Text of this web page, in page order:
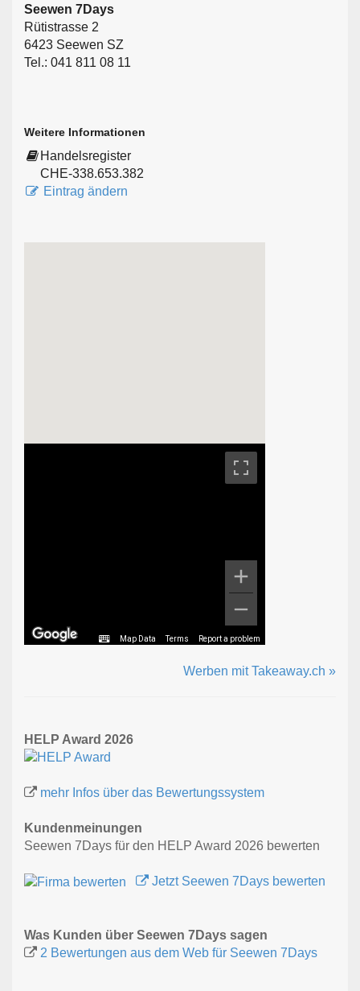
Seewen 7Days
Rütistrasse 2
6423 Seewen SZ
Tel.: 041 811 08 11
Weitere Informationen
Handelsregister
CHE-338.653.382
Eintrag ändern
Map Data Terms Report a problem
Werben mit Takeaway.ch »
HELP Award 2026
mehr Infos über das Bewertungssystem
Kundenmeinungen
Seewen 7Days für den HELP Award 2026 bewerten
Jetzt Seewen 7Days bewerten
Was Kunden über Seewen 7Days sagen
2 Bewertungen aus dem Web für Seewen 7Days